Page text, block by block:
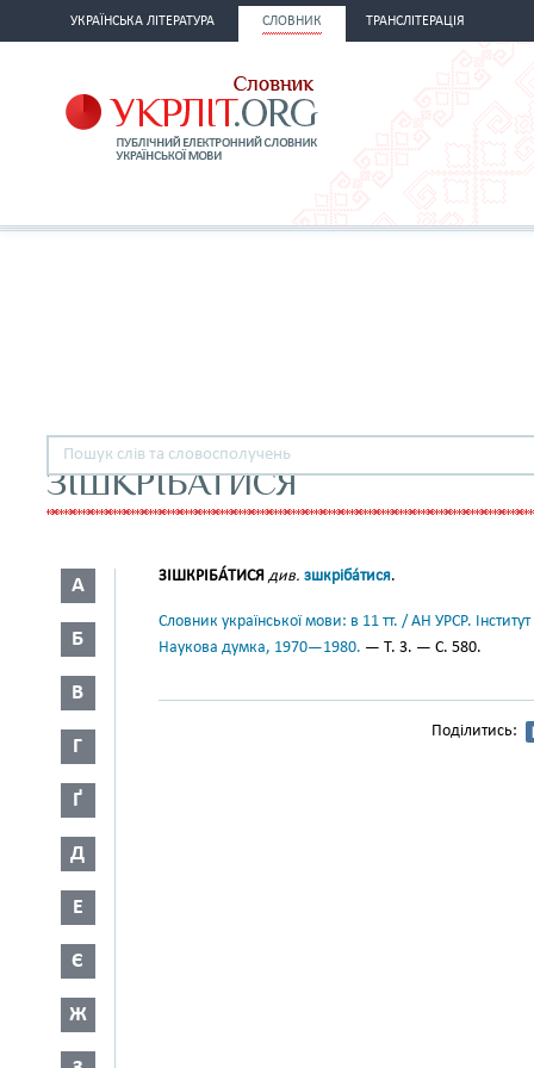
УКРАЇНСЬКА ЛІТЕРАТУРА СЛОВНИК ТРАНСЛІТЕРАЦІЯ
ЗІШКРІБАТИСЯ
А
Б
В
Г
Ґ
Д
Е
Є
Ж
ЗІШКРІБА́ТИСЯ див. зшкріба́тися.
Словник української мови: в 11 тт. / АН УРСР.
Наукова думка, 1970—1980. — Т. 3. — С. 580.
Поділитись: